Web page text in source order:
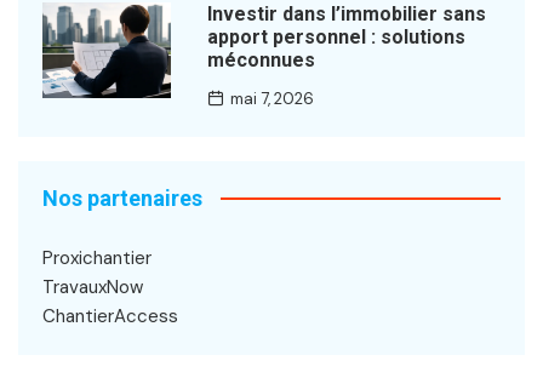
Investir dans l’immobilier sans
apport personnel : solutions
méconnues
mai 7, 2026
Nos partenaires
Proxichantier
TravauxNow
ChantierAccess